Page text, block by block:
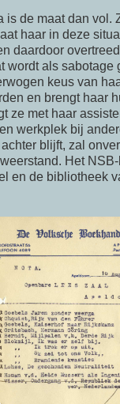
is de maat dan vol.
haar in deze
daardoor
wordt als sabotage
keus van
en brengt haar
ze met haar
werkplek bij
blijft, zal
Het
en de bibliotheek